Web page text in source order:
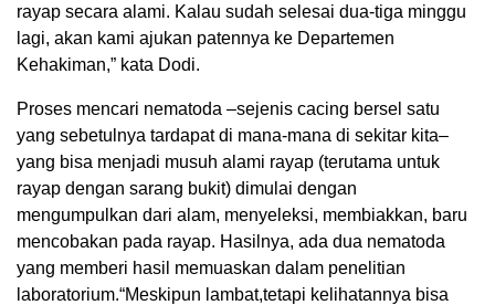
rayap secara alami. Kalau sudah selesai dua-tiga minggu
lagi, akan kami ajukan patennya ke Departemen
Kehakiman,” kata Dodi.
Proses mencari nematoda –sejenis cacing bersel satu
yang sebetulnya tardapat di mana-mana di sekitar kita–
yang bisa menjadi musuh alami rayap (terutama untuk
rayap dengan sarang bukit) dimulai dengan
mengumpulkan dari alam, menyeleksi, membiakkan, baru
mencobakan pada rayap. Hasilnya, ada dua nematoda
yang memberi hasil memuaskan dalam penelitian
laboratorium.“Meskipun lambat,tetapi kelihatannya bisa